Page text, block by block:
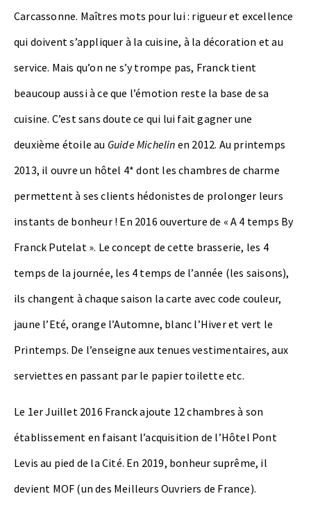
Carcassonne. Maîtres mots pour lui : rigueur et excellence
qui doivent s’appliquer à la cuisine, à la décoration et au
service. Mais qu’on ne s’y trompe pas, Franck tient
beaucoup aussi à ce que l’émotion reste la base de sa
cuisine. C’est sans doute ce qui lui fait gagner une
deuxième étoile au Guide Michelin en 2012. Au printemps
2013, il ouvre un hôtel 4* dont les chambres de charme
permettent à ses clients hédonistes de prolonger leurs
instants de bonheur ! En 2016 ouverture de « A 4 temps By
Franck Putelat ». Le concept de cette brasserie, les 4
temps de la journée, les 4 temps de l’année (les saisons),
ils changent à chaque saison la carte avec code couleur,
jaune l’Eté, orange l’Automne, blanc l’Hiver et vert le
Printemps. De l’enseigne aux tenues vestimentaires, aux
serviettes en passant par le papier toilette etc.
Le 1er Juillet 2016 Franck ajoute 12 chambres à son
établissement en faisant l’acquisition de l’Hôtel Pont
Levis au pied de la Cité. En 2019, bonheur suprême, il
devient MOF (un des Meilleurs Ouvriers de France).